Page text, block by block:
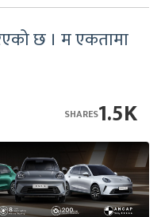
छ । म एकतामा
1.5K
SHARES